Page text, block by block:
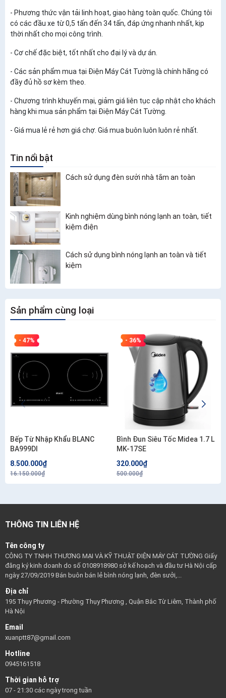
- Phương thức vận tải linh hoạt, giao hàng toàn quốc. Chúng tôi
có các đầu xe từ 0,5 tấn đến 34 tấn, đáp ứng nhanh nhất, kịp
thời nhất cho mọi công trình.
- Cơ chế đặc biệt, tốt nhất cho đại lý và dự án.
- Các sản phẩm mua tại Điện Máy Cát Tường là chính hãng có
đầy đủ hồ sơ kèm theo.
- Chương trình khuyến mại, giảm giá liên tục cập nhật cho khách
hàng khi mua sản phẩm tại Điện Máy Cát Tường.
- Giá mua lẻ rẻ hơn giá chợ. Giá mua buôn luôn luôn rẻ nhất.
Tin nổi bật
Cách sử dụng đèn sưởi nhà tắm an toàn
Kinh nghiệm dùng bình nóng lạnh an toàn, tiết
kiệm điện
Cách sử dụng bình nóng lạnh an toàn và tiết
kiệm
Sản phẩm cùng loại
- 47%
Bếp Từ Nhập Khẩu BLANC
BA999DI
8.500.000₫
16.150.000₫
- 36%
Bình Đun Siêu Tốc Midea 1.7 L
MK-17SE
320.000₫
500.000₫
THÔNG TIN LIÊN HỆ
Tên công ty
CÔNG TY TNHH THƯƠNG MẠI VÀ KỸ THUẬT ĐIỆN MÁY CÁT TƯỜNG Giấy
đăng ký kinh doanh do số 0108918980 sở kế hoạch và đầu tư Hà Nội cấp
ngày 27/09/2019 Bán buôn bán lẻ bình nóng lạnh, đèn sưởi,...
Địa chỉ
195 Thụy Phương - Phường Thụy Phương , Quận Bắc Từ Liêm, Thành phố
Hà Nội
Email
xuanptt87@gmail.com
Hotline
0945161518
Thời gian hỗ trợ
07 - 21:30 các ngày trong tuần